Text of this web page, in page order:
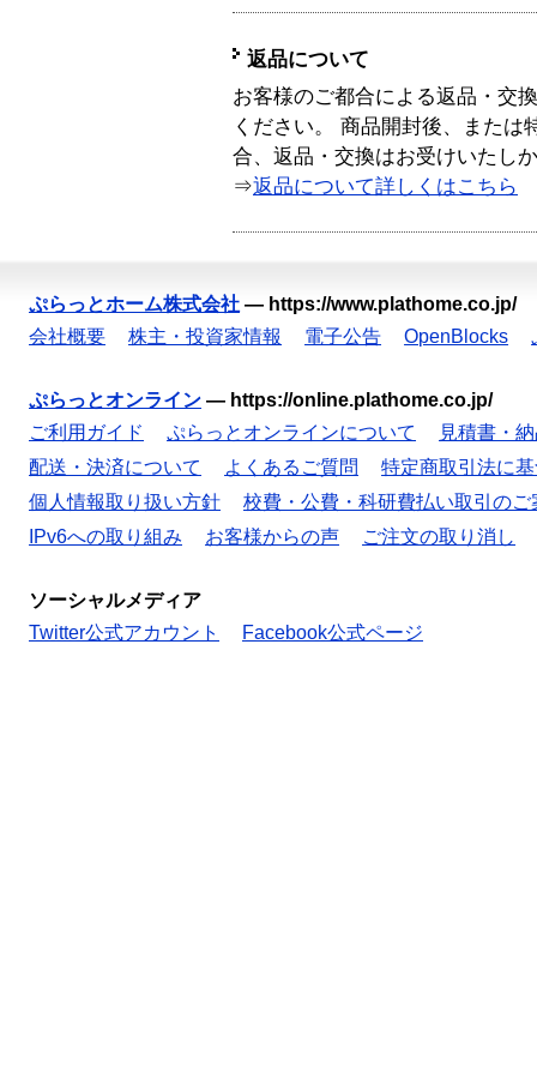
返品について
お客様のご都合による返品・交
ください。 商品開封後、または
合、返品・交換はお受けいたし
⇒返品について詳しくはこちら
ぷらっとホーム株式会社 — https://www.plathome.co.jp/
会社概要
株主・投資家情報 電子公告 OpenBlocks
ぷらっとオンライン — https://online.plathome.co.jp/
ご利用ガイド
ぷらっとオンラインについて
見積書・
配送・決済について
よくあるご質問
特定商取引法に
個人情報取り扱い方針
校費・公費・科研費払い取引のご
IPv6への取り組み
お客様からの声 ご注文の取り消し
ソーシャルメディア
Twitter公式アカウント
Facebook公式ページ